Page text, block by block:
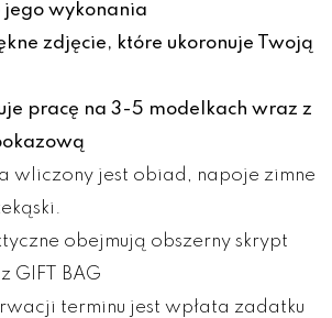
jego wykonania
zdjęcie, które ukoronuje Twoją
pracę na 3-5 modelkach wraz z
wliczony jest obiad, napoje zimne
obejmują obszerny skrypt
GIFT BAG
terminu jest wpłata zadatku